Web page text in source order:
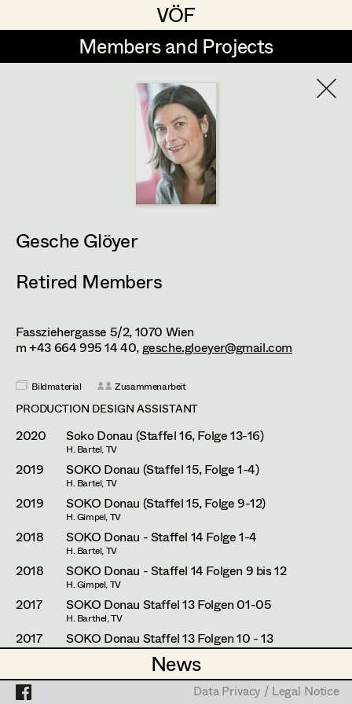
VÖF
VÖF
Members and Projects
Members and Projects
News
News
Art Department
Costume Department
Retired Members
Honorary Members
In Memoriam
Projects
Data Privacy / Legal Notice
Angelika Brendinger
Gesche Glöyer
Rudolf Hummel
Christian Kranfuss
Heidi Melinc
Zlatko Topolski
Thomas Vögel
Gesche Glöyer
Retired Members
Fassziehergasse 5/2,1070 Wien
m +43 664 995 14 40,gesche.gloeyer@gmail.com
Bildmaterial Zusammenarbeit
PRODUCTION DESIGN ASSISTANT
2020 Soko Donau (Staffel 16, Folge 13-16)
H. Bartel, TV
2019 SOKO Donau (Staffel 15, Folge 1-4)
H. Bartel, TV
2019 SOKO Donau (Staffel 15, Folge 9-12)
H. Gimpel, TV
2018 SOKO Donau - Staffel 14 Folge 1-4
H. Bartel, TV
2018 SOKO Donau - Staffel 14 Folgen 9 bis 12
H. Gimpel, TV
2017 SOKO Donau Staffel 13 Folgen 01-05
H. Barthel, TV
2017 SOKO Donau Staffel 13 Folgen 10 - 13
F. Tsitos, TV
H. Sicheritz, Cinema Data Privacy / Legal Notice